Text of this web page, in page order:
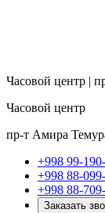
Часовой центр |
Часовой центр
пр-т Амира
+998 99-
+998 88-
+998 88-
Заказать